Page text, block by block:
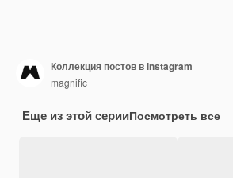
Коллекция постов в instagram
magnific
Еще из этой серииПосмотреть все